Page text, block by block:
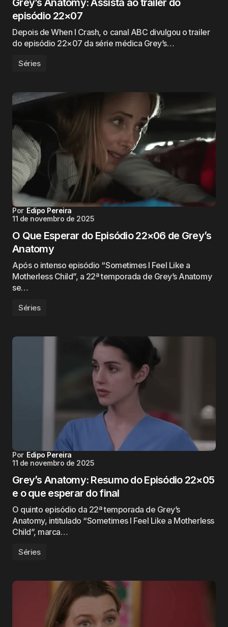
Grey’s Anatomy: Assista ao trailer do
episódio 22×07
Depois de When I Crash, o canal ABC divulgou o trailer
do episódio 22×07 da série médica Grey’s…
Séries
Por Edipo Pereira
11 de novembro de 2025
O Que Esperar do Episódio 22×06 de Grey’s
Anatomy
Após o intenso episódio “Sometimes I Feel Like a
Motherless Child”, a 22ª temporada de Grey’s Anatomy
se…
Séries
Por Edipo Pereira
11 de novembro de 2025
Grey’s Anatomy: Resumo do Episódio 22×05
e o que esperar do final
O quinto episódio da 22ª temporada de Grey’s
Anatomy, intitulado “Sometimes I Feel Like a Motherless
Child”, marca…
Séries